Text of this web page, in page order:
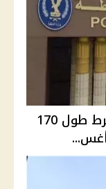
التقديم لكلية الشرطة 2026.. شرط طول 170